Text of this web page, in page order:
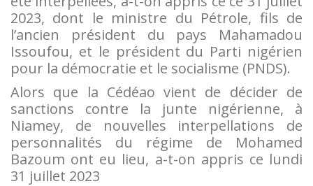
2023, dont le ministre du Pétrole, fils de
l’ancien président du pays Mahamadou
Issoufou, et le président du Parti nigérien
pour la démocratie et le socialisme (PNDS).
Alors que la Cédéao vient de décider de
sanctions contre la junte nigérienne, à
Niamey, de nouvelles interpellations de
personnalités du régime de Mohamed
Bazoum ont eu lieu, a-t-on appris ce lundi
31 juillet 2023